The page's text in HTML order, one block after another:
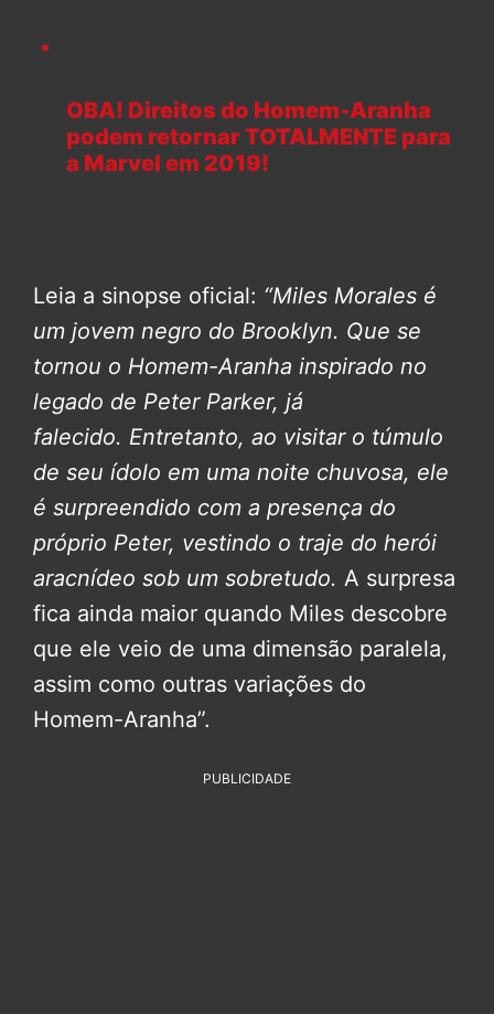
OBA! Direitos do Homem-Aranha
podem retornar TOTALMENTE para
a Marvel em 2019!
Leia a sinopse oficial: “Miles Morales é
um jovem negro do Brooklyn. Que se
tornou o Homem-Aranha inspirado no
legado de Peter Parker, já
falecido. Entretanto, ao visitar o túmulo
de seu ídolo em uma noite chuvosa, ele
é surpreendido com a presença do
próprio Peter, vestindo o traje do herói
aracnídeo sob um sobretudo. A surpresa
fica ainda maior quando Miles descobre
que ele veio de uma dimensão paralela,
assim como outras variações do
Homem-Aranha”.
PUBLICIDADE